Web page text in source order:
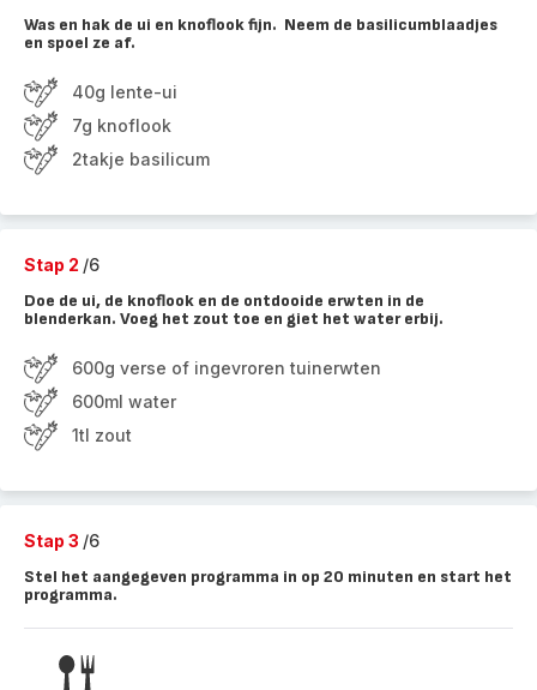
Was en hak de ui en knoflook fijn. Neem de basilicumblaadjes
en spoel ze af.
40g lente-ui
7g knoflook
2takje basilicum
Stap 2 /6
Doe de ui, de knoflook en de ontdooide erwten in de
blenderkan. Voeg het zout toe en giet het water erbij.
600g verse of ingevroren tuinerwten
600ml water
1tl zout
Stap 3 /6
Stel het aangegeven programma in op 20 minuten en start het
programma.